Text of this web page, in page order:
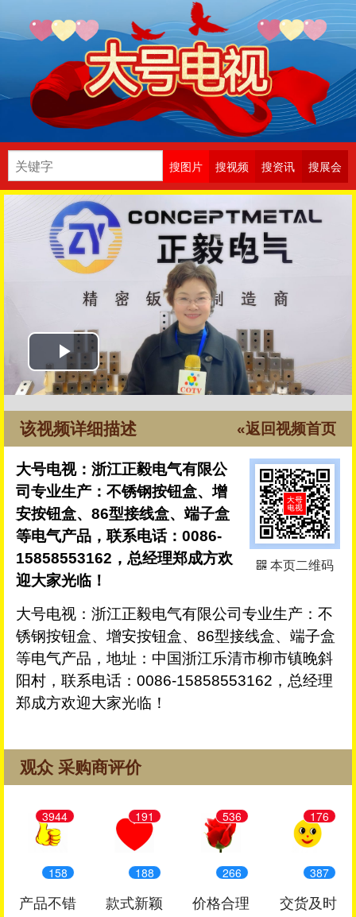
«返回视频首页
该视频详细描述
本页二维码
大号电视：浙江正毅电气有限公
司专业生产：不锈钢按钮盒、增
安按钮盒、86型接线盒、端子盒
等电气产品，联系电话：0086-
15858553162，总经理郑成方欢
迎大家光临！
大号电视：浙江正毅电气有限公司专业生产：不
锈钢按钮盒、增安按钮盒、86型接线盒、端子盒
等电气产品，地址：中国浙江乐清市柳市镇晚斜
阳村，联系电话：0086-15858553162，总经理
郑成方欢迎大家光临！
观众 采购商评价
3944 191 536 176
产品不错
158
款式新颖
188
价格合理
266
交货及时
387